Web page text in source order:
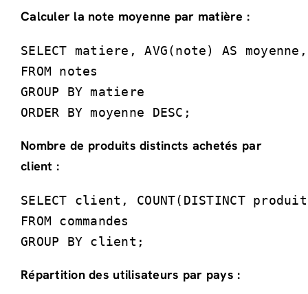
Calculer la note moyenne par matière :
SELECT matiere, AVG(note) AS
FROM notes
GROUP BY matiere
ORDER BY moyenne DESC;
Nombre de produits distincts achetés par
client :
SELECT client, COUNT(DISTINCT
FROM commandes
GROUP BY client;
Répartition des utilisateurs par pays :